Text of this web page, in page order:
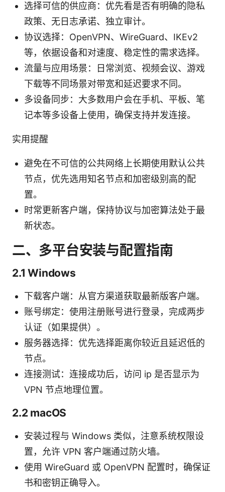
选择可信的供应商：优先看是否有明确的隐私
政策、无日志承诺、独立审计。
协议选择：OpenVPN、WireGuard、IKEv2
等，依据设备和对速度、稳定性的需求选择。
流量与应用场景：日常浏览、视频会议、游戏
下载等不同场景对带宽和延迟要求不同。
多设备同步：大多数用户会在手机、平板、笔
记本等多设备上使用，确保支持并发连接。
实用提醒
避免在不可信的公共网络上长期使用默认公共
节点，优先选用知名节点和加密级别高的配
置。
时常更新客户端，保持协议与加密算法处于最
新状态。
二、多平台安装与配置指南
2.1 Windows
下载客户端：从官方渠道获取最新版客户端。
账号绑定：使用注册账号进行登录，完成两步
认证（如果提供）。
服务器选择：优先选择距离你较近且延迟低的
节点。
连接测试：连接成功后，访问 ip 是否显示为
VPN 节点地理位置。
2.2 macOS
安装过程与 Windows 类似，注意系统权限设
置，允许 VPN 客户端通过防火墙。
使用 WireGuard 或 OpenVPN 配置时，确保证
书和密钥正确导入。